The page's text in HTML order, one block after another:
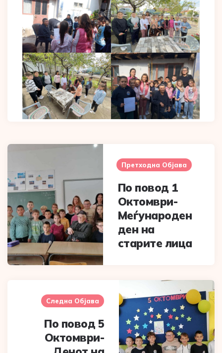
Post
Претходна Објава
По повод 1
Октомври-
Меѓународен
ден на
старите лица
Следна Објава
По повод 5
Октомври-